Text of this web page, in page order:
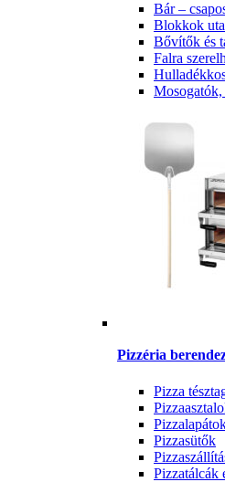
Bár –
Blokkok
Bővítők és
Falra
Mosogatók,
Pizzéria
Pizza
Pizzasütők
Pizzatálcák